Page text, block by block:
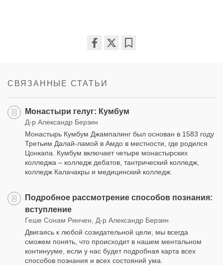
СВЯЗАННЫЕ СТАТЬИ
Монастыри гелуг: Кумбум
Д-р Александр Берзин
Монастырь Кумбум Джампалинг был основан в 1583 году
Третьим Далай-ламой в Амдо в местности, где родился
Цонкапа. Кумбум включает четыре монастырских
колледжа – колледж дебатов, тантрический колледж,
колледж Калачакры и медицинский колледж.
Подробное рассмотрение способов познания:
вступление
Геше Сонам Ринчен, Д-р Александр Берзин
Двигаясь к любой созидательной цели, мы всегда
сможем понять, что происходит в нашем ментальном
континууме, если у нас будет подробная карта всех
способов познания и всех состояний ума.